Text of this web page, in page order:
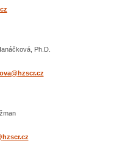
Ph.D.
hzscr.cz
hzscr.cz